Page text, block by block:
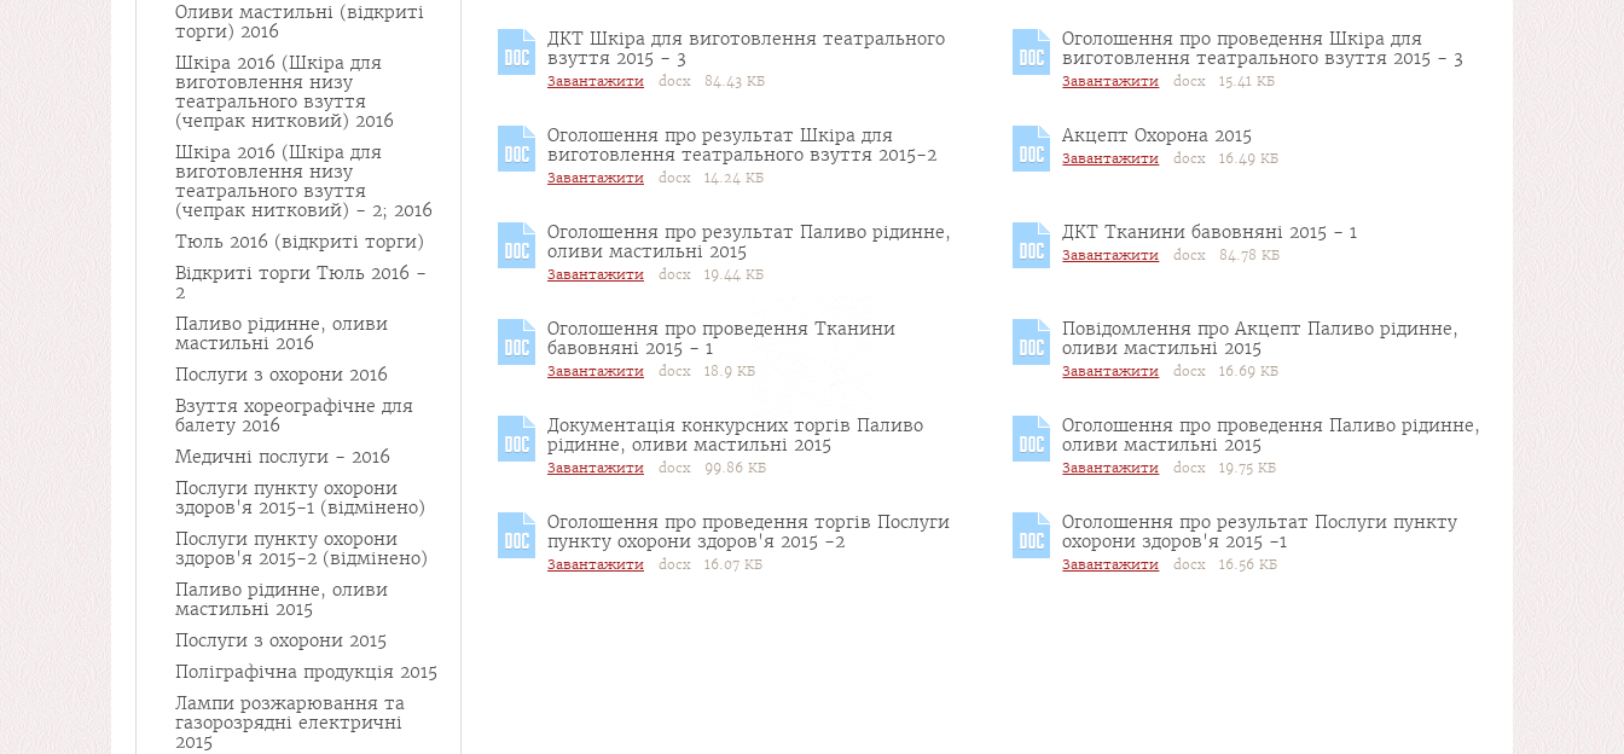
Оливи мастильні (відкриті
торги) 2016
Шкіра 2016 (Шкіра для
виготовлення низу
театрального взуття
(чепрак нитковий) 2016
Шкіра 2016 (Шкіра для
виготовлення низу
театрального взуття
(чепрак нитковий) - 2; 2016
Тюль 2016 (відкриті торги)
Відкриті торги Тюль 2016 -
2
Паливо рідинне, оливи
мастильні 2016
Послуги з охорони 2016
Взуття хореографічне для
балету 2016
Медичні послуги - 2016
Послуги пункту охорони
здоров'я 2015-1 (відмінено)
Послуги пункту охорони
здоров'я 2015-2 (відмінено)
Паливо рідинне, оливи
мастильні 2015
Послуги з охорони 2015
Поліграфічна продукція 2015
Лампи розжарювання та
газорозрядні електричні
2015
ДКТ Шкіра для виготовлення театрального
взуття 2015 - 3
Завантажити docx 84.43 КБ
Оголошення про проведення Шкіра для
виготовлення театрального взуття 2015 - 3
Завантажити docx 15.41 КБ
Оголошення про результат Шкіра для
виготовлення театрального взуття 2015-2
Завантажити docx 14.24 КБ
Акцепт Охорона 2015
Завантажити docx 16.49 КБ
Оголошення про результат Паливо рідинне,
оливи мастильні 2015
Завантажити docx 19.44 КБ
ДКТ Тканини бавовняні 2015 - 1
Завантажити docx 84.78 КБ
Оголошення про проведення Тканини
бавовняні 2015 - 1
Завантажити docx 18.9 КБ
Повідомлення про Акцепт Паливо рідинне,
оливи мастильні 2015
Завантажити docx 16.69 КБ
Документація конкурсних торгів Паливо
рідинне, оливи мастильні 2015
Завантажити docx 99.86 КБ
Оголошення про проведення Паливо рідинне,
оливи мастильні 2015
Завантажити docx 19.75 КБ
Оголошення про проведення торгів Послуги
пункту охорони здоров'я 2015 -2
Завантажити docx 16.07 КБ
Оголошення про результат Послуги пункту
охорони здоров'я 2015 -1
Завантажити docx 16.56 КБ